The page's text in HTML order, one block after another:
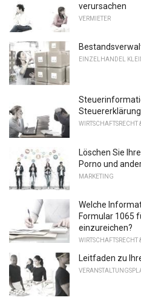
verursachen
VERMIETER
EINZELHANDEL
Steuererklärung
WIRTSCHAFTSRECHT
Löschen Sie
Porno und
MARKETING
Welche
Formular 1065
einzureichen?
WIRTSCHAFTSRECHT
Leitfaden zu